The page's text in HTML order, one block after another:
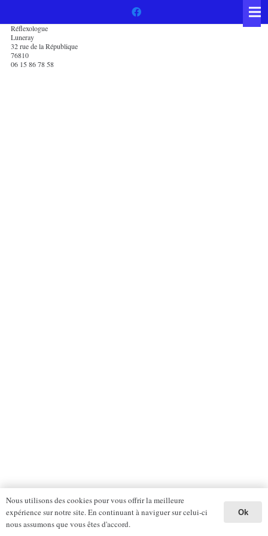
Réflexologue
Luneray
32 rue de la République
76810
06 15 86 78 58
Nous utilisons des cookies pour vous offrir la meilleure
expérience sur notre site. En continuant à naviguer sur celui-ci
nous assumons que vous êtes d'accord.
Ok